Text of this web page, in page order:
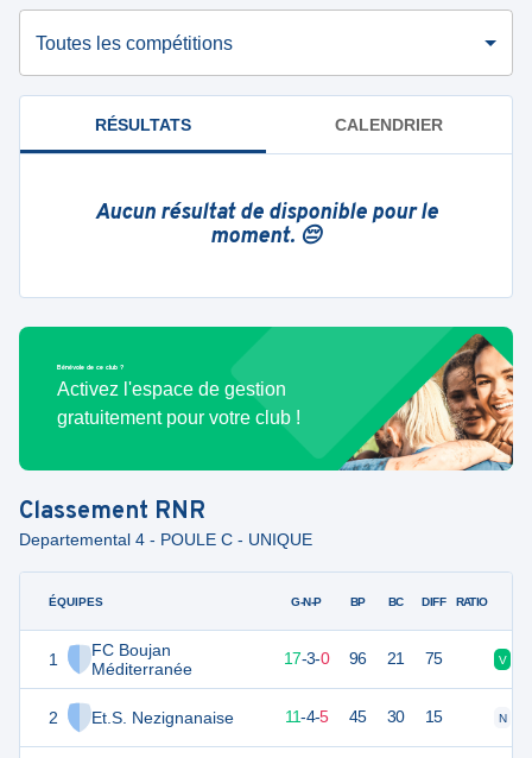
Toutes les compétitions
RÉSULTATS CALENDRIER
Aucun résultat de disponible pour le
moment. 😔
Bénévole de ce club ?
Activez l'espace de gestion
gratuitement pour votre club !
Classement RNR
Departemental 4 - POULE C - UNIQUE
ÉQUIPES
1
FC Boujan
Méditerranée
2 Et.S. Nezignanaise
G-N-P BP BC DIFF RATIO
17-3-0 96 21 75 V
37 11-4-5 45 30 15 N